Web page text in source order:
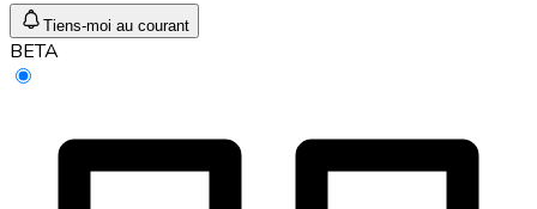
Tiens-moi au courant
BETA